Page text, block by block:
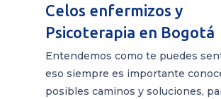
Celos enfermizos y
Psicoterapia en Bogotá
Entendemos como te puedes
eso siempre es importante
posibles caminos y soluciones,